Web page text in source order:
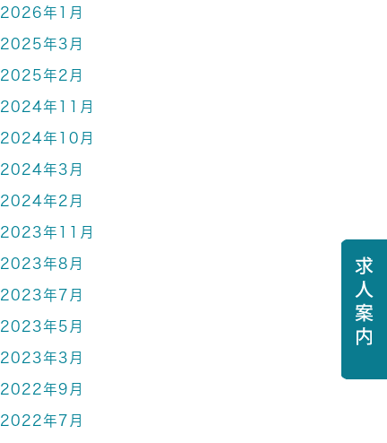
2026年1月
2025年3月
2025年2月
2024年11月
2024年10月
2024年3月
2024年2月
2023年11月
2023年8月
2023年7月
2023年5月
2023年3月
2022年9月
2022年7月